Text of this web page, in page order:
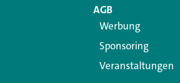
AGB
Werbung
Sponsoring
Veranstaltungen